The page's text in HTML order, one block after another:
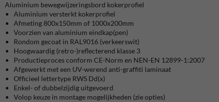
Aluminium bewegwijzeringsbord kokerprofiel
Aluminium versterkt kokerprofiel
Afmeting 800x150mm of 1000x200mm
Voorzien van aluminium eindkap(pen)
Rondom gecoat in RAL9016 (verkeerswit)
Hoogwaardig (retro-)reflecterend klasse 3
Productieproces conform CE-Norm en NEN-EN 12899-1:2007
Afgewerkt met een UV-werend anti-graffiti laminaat
Officieel lettertype RWS Dd(x)
Enkel- of dubbelzijdig uitgevoerd
Volop keuze in montage mogelijkheden (zie opties)